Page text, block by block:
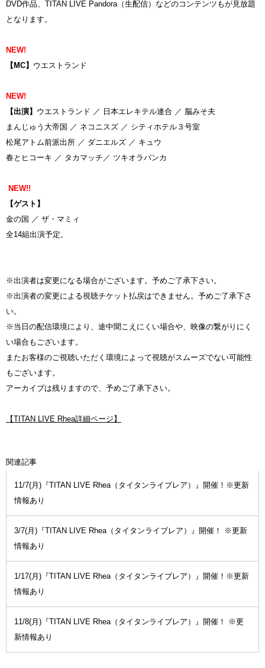
DVD作品、TITAN LIVE Pandora（生配信）などのコンテンツもが見放題
となります。
NEW!
【MC】 ウエストランド
NEW!
【出演】 ウエストランド ／ 日本エレキテル連合 ／ 脳みそ夫
まんじゅう大帝国 ／ ネコニスズ ／ シティホテル３号室
松尾アトム前派出所 ／ ダニエルズ ／ キュウ
春とヒコーキ ／ タカマッチ／ ツキオラバンカ
NEW!!
【ゲスト】
金の国 ／ ザ・マミィ
全14組出演予定。
※出演者は変更になる場合がございます。予めご了承下さい。
※出演者の変更による視聴チケット払戻はできません。予めご了承下さ
い。
※当日の配信環境により、途中聞こえにくい場合や、映像の繋がりにく
い場合もございます。
またお客様のご視聴いただく環境によって視聴がスムーズでない可能性
もございます。
アーカイブは残りますので、予めご了承下さい。
【TITAN LIVE Rhea詳細ページ】
関連記事
11/7(月)『TITAN LIVE Rhea（タイタンライブレア）』開催！※更新
情報あり
3/7(月)『TITAN LIVE Rhea（タイタンライブレア）』開催！ ※更新
情報あり
1/17(月)『TITAN LIVE Rhea（タイタンライブレア）』開催！※更新
情報あり
11/8(月)『TITAN LIVE Rhea（タイタンライブレア）』開催！ ※更
新情報あり